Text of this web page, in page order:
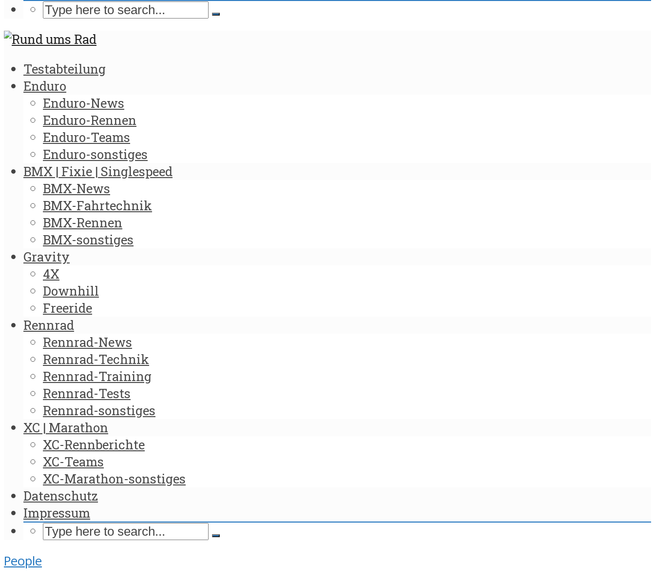
Testabteilung
Enduro
Enduro-News
Enduro-Rennen
Enduro-Teams
Enduro-sonstiges
BMX | Fixie | Singlespeed
BMX-News
BMX-Fahrtechnik
BMX-Rennen
BMX-sonstiges
Gravity
4X
Downhill
Freeride
Rennrad
Rennrad-News
Rennrad-Technik
Rennrad-Training
Rennrad-Tests
Rennrad-sonstiges
XC | Marathon
XC-Rennberichte
XC-Teams
XC-Marathon-sonstiges
Datenschutz
Impressum
People